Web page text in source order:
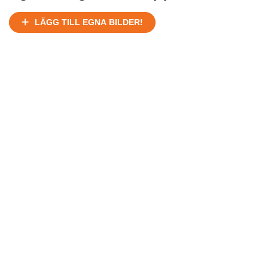
Under normalt skick, kan kräva reparation
LÄGG TILL EGNA BILDER!